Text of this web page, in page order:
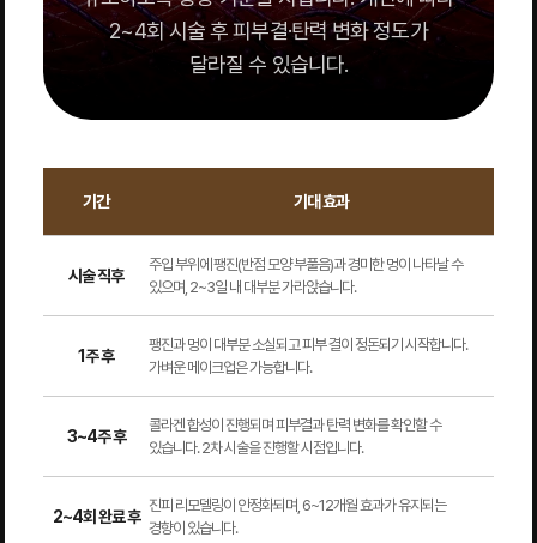
2~4회 시술 후 피부결·탄력 변화 정도가
달라질 수 있습니다.
기간 기대 효과
시술 직후
주입 부위에 팽진(반점 모양 부풀음)과 경미한 멍이 나타날 수
있으며, 2~3일 내 대부분 가라앉습니다.
1주 후
팽진과 멍이 대부분 소실되고 피부 결이 정돈되기 시작합니다.
가벼운 메이크업은 가능합니다.
3~4주 후
콜라겐 합성이 진행되며 피부결과 탄력 변화를 확인할 수
있습니다. 2차 시술을 진행할 시점입니다.
2~4회 완료 후
진피 리모델링이 안정화되며, 6~12개월 효과가 유지되는
경향이 있습니다.